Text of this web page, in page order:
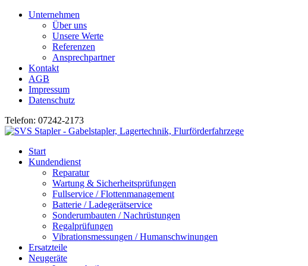
Unternehmen
Über uns
Unsere Werte
Referenzen
Ansprechpartner
Kontakt
AGB
Impressum
Datenschutz
Telefon: 07242-2173
Start
Kundendienst
Reparatur
Wartung & Sicherheitsprüfungen
Fullservice / Flottenmanagement
Batterie / Ladegerätservice
Sonderumbauten / Nachrüstungen
Regalprüfungen
Vibrationsmessungen / Humanschwinungen
Ersatzteile
Neugeräte